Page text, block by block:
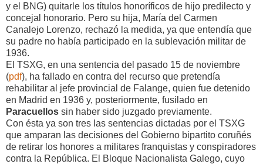
y el BNG) quitarle los títulos honoríficos de hijo predilecto y
concejal honorario. Pero su hija, María del Carmen
Canalejo Lorenzo, rechazó la medida, ya que entendía que
su padre no había participado en la sublevación militar de
1936.
El TSXG, en una sentencia del pasado 15 de noviembre
(pdf), ha fallado en contra del recurso que pretendía
rehabilitar al jefe provincial de Falange, quien fue detenido
en Madrid en 1936 y, posteriormente, fusilado en
Paracuellos sin haber sido juzgado previamente.
Con ésta ya son tres las sentencias dictadas por el TSXG
que amparan las decisiones del Gobierno bipartito coruñés
de retirar los honores a militares franquistas y conspiradores
contra la República. El Bloque Nacionalista Galego, cuyo